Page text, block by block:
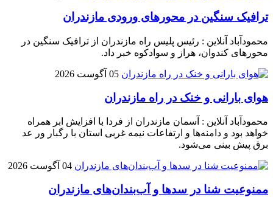
ترافیک سنگین در محور‌های ورودی مازندران
محمودآباد آنلاین : رئیس پلیس راه مازندران از ترافیک سنگین در
محور‌های کندوان، هراز و سوادکوه خبر داد.
05 آگوست 2026
هوای بارانی و خنک در راه مازندران
محمودآباد آنلاین : آسمان مازندران از فردا با افزایش ابر همراه
خواهد بود و دامنه‌ها و ارتفاعات نیمه غربی استان با رگبار ور عد
برق پیش بینی می‌شود.
04 آگوست 2026
ممنوعیت شنا در سدها و آب‌بندان‌‌های مازندران